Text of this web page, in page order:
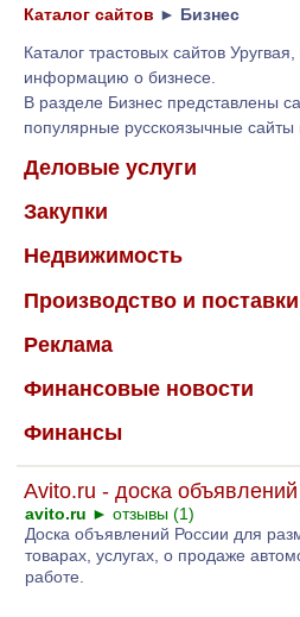
Каталог сайтов ► Бизнес
Каталог трастовых сайтов
информацию о бизнесе.
В разделе Бизнес представлены
популярные русскоязычные
Деловые услуги
Закупки
Недвижимость
Производство и поставки
Реклама
Финансовые новости
Финансы
Avito.ru - доска
avito.ru ► отзывы (1)
Доска объявлений России для
товарах, услугах, о продаже
работе.